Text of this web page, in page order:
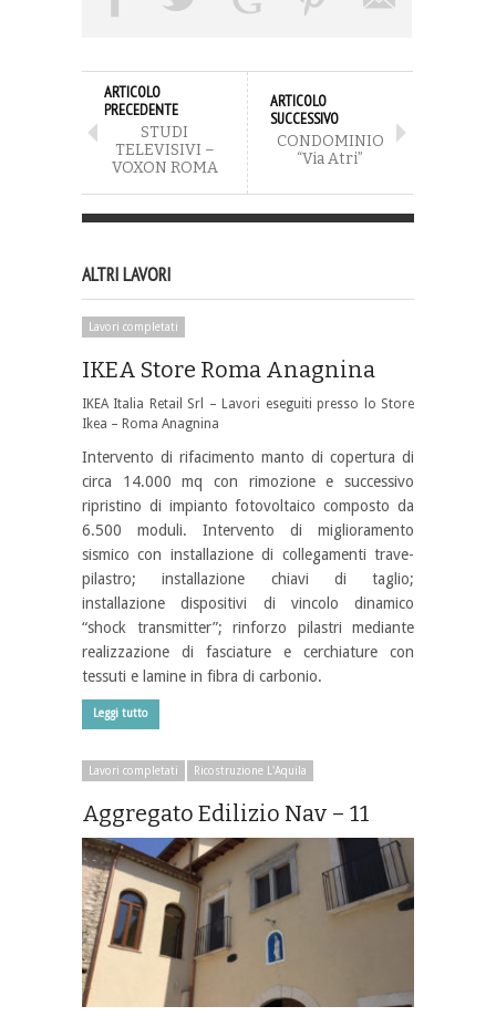
ARTICOLO
PRECEDENTE
STUDI
TELEVISIVI –
VOXON ROMA
ARTICOLO
SUCCESSIVO
CONDOMINIO
“Via Atri”
ALTRI LAVORI
Lavori completati
IKEA Store Roma Anagnina
IKEA Italia Retail Srl – Lavori eseguiti presso lo Store
Ikea – Roma Anagnina
Intervento di rifacimento manto di copertura di
circa 14.000 mq con rimozione e successivo
ripristino di impianto fotovoltaico composto da
6.500 moduli. Intervento di miglioramento
sismico con installazione di collegamenti trave-
pilastro; installazione chiavi di taglio;
installazione dispositivi di vincolo dinamico
“shock transmitter”; rinforzo pilastri mediante
realizzazione di fasciature e cerchiature con
tessuti e lamine in fibra di carbonio.
Leggi tutto
Lavori completati Ricostruzione L'Aquila
Aggregato Edilizio Nav – 11